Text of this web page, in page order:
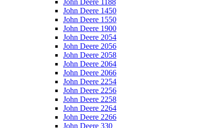
John Deere 1188
John Deere 1450
John Deere 1550
John Deere 1900
John Deere 2054
John Deere 2056
John Deere 2058
John Deere 2064
John Deere 2066
John Deere 2254
John Deere 2256
John Deere 2258
John Deere 2264
John Deere 2266
John Deere 330